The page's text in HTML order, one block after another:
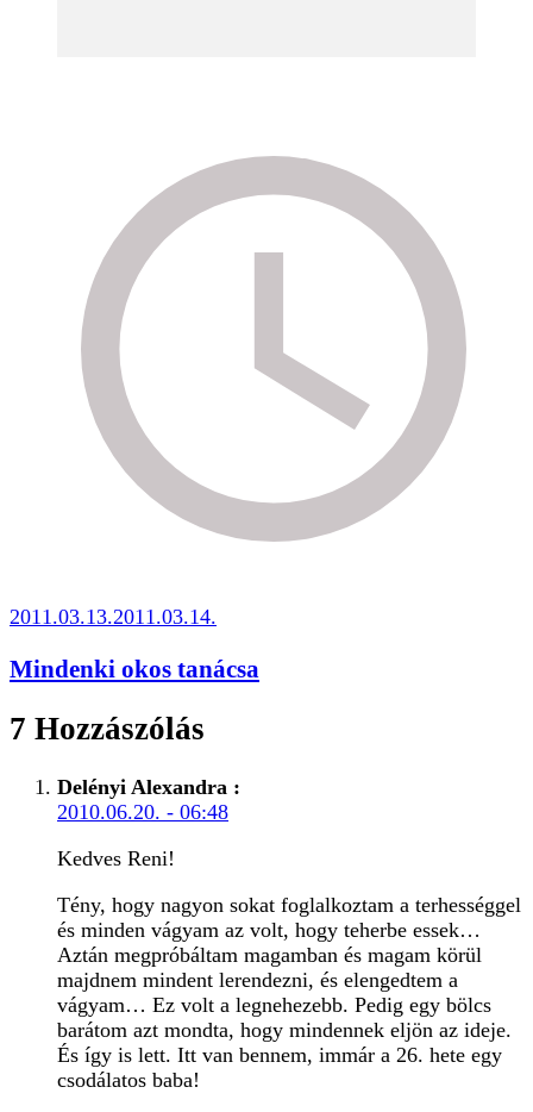
2011.03.13.2011.03.14.
Mindenki okos tanácsa
7 Hozzászólás
Delényi Alexandra :
2010.06.20. - 06:48
Kedves Reni!
Tény, hogy nagyon sokat foglalkoztam a terhességgel
és minden vágyam az volt, hogy teherbe essek…
Aztán megpróbáltam magamban és magam körül
majdnem mindent lerendezni, és elengedtem a
vágyam… Ez volt a legnehezebb. Pedig egy bölcs
barátom azt mondta, hogy mindennek eljön az ideje.
És így is lett. Itt van bennem, immár a 26. hete egy
csodálatos baba!